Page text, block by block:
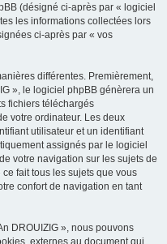
(désigné ci-après par « logiciel
les informations collectées lors
ci-après par « vos
différentes. Premièrement,
», le logiciel phpBB génèrera un
fichiers téléchargés
votre ordinateur. Les deux
utilisateur et un identifiant
assignés par le logiciel
votre navigation sur les sujets de
fait tous les sujets que vous
confort de navigation en tant
DROUIZIG », nous pouvons
externes au document qui